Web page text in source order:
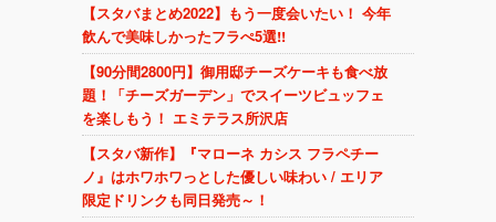
【スタバまとめ2022】もう一度会いたい！ 今年
飲んで美味しかったフラぺ5選!!
【90分間2800円】御用邸チーズケーキも食べ放
題！「チーズガーデン」でスイーツビュッフェ
を楽しもう！ エミテラス所沢店
【スタバ新作】『マローネ カシス フラペチー
ノ』はホワホワっとした優しい味わい / エリア
限定ドリンクも同日発売～！